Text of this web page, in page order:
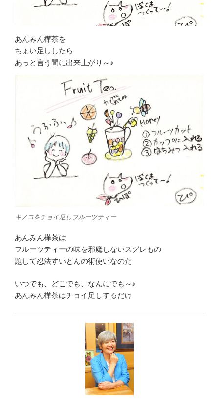
あんみん樺茶を
ちょい足ししたら
あっと言う間に出来上がり～♪
キノコをチョイ足しフルーツティー
あんみん樺茶は
フルーツティーの味を邪魔しないスグレもの
題して忍法すいとんの術使いなのだ
いつでも、どこでも、なんにでも～♪
あんみん樺茶はチョイ足しするだけ